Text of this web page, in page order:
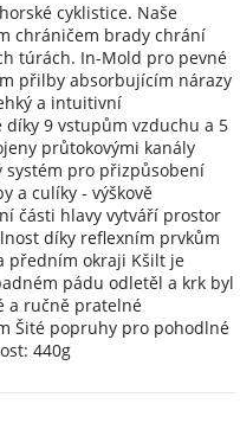
cyklistice. Naše
chráničem brady chrání
túrách. In-Mold pro pevné
přilby absorbujícím nárazy
a intuitivní
9 vstupům vzduchu a 5
průtokovými kanály
systém pro přizpůsobení
a culíky - výškově
části hlavy vytváří prostor
díky reflexním prvkům
předním okraji Kšilt je
pádu odletěl a krk byl
a ručně pratelné
Šité popruhy pro pohodlné
440g